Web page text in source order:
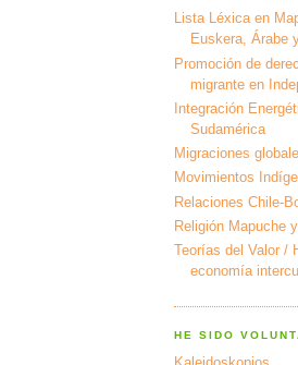
Lista Léxica en
Euskera, Árabe
Promoción de
migrante en
Integración
Sudamérica
Migraciones
Movimientos
Relaciones Chile-
Religión Mapuche
Teorías del Valor /
economía
HE SIDO